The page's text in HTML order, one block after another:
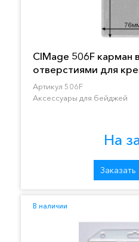
CIMage 506F карман
отверстиями для
Артикул 506F
Аксессуары для бейджей
На
В наличии